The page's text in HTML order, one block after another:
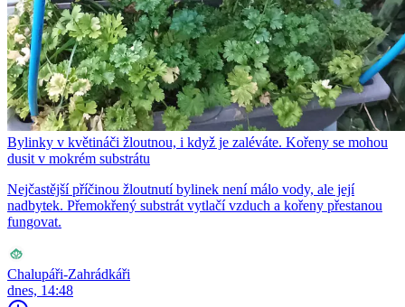
Bylinky v květináči žloutnou, i když je zaléváte. Kořeny se mohou
dusit v mokrém substrátu
Nejčastější příčinou žloutnutí bylinek není málo vody, ale její
nadbytek. Přemokřený substrát vytlačí vzduch a kořeny přestanou
fungovat.
Chalupáři-Zahrádkáři
dnes, 14:48